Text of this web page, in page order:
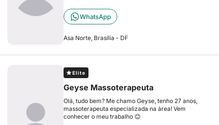
WhatsApp
Asa Norte, Brasília - DF
Elite
Geyse Massoterapeuta
Olá, tudo bem? Me chamo Geyse, tenho 27 anos,
massoterapeuta especializada na área! Vem
conhecer o meu trabalho 😊